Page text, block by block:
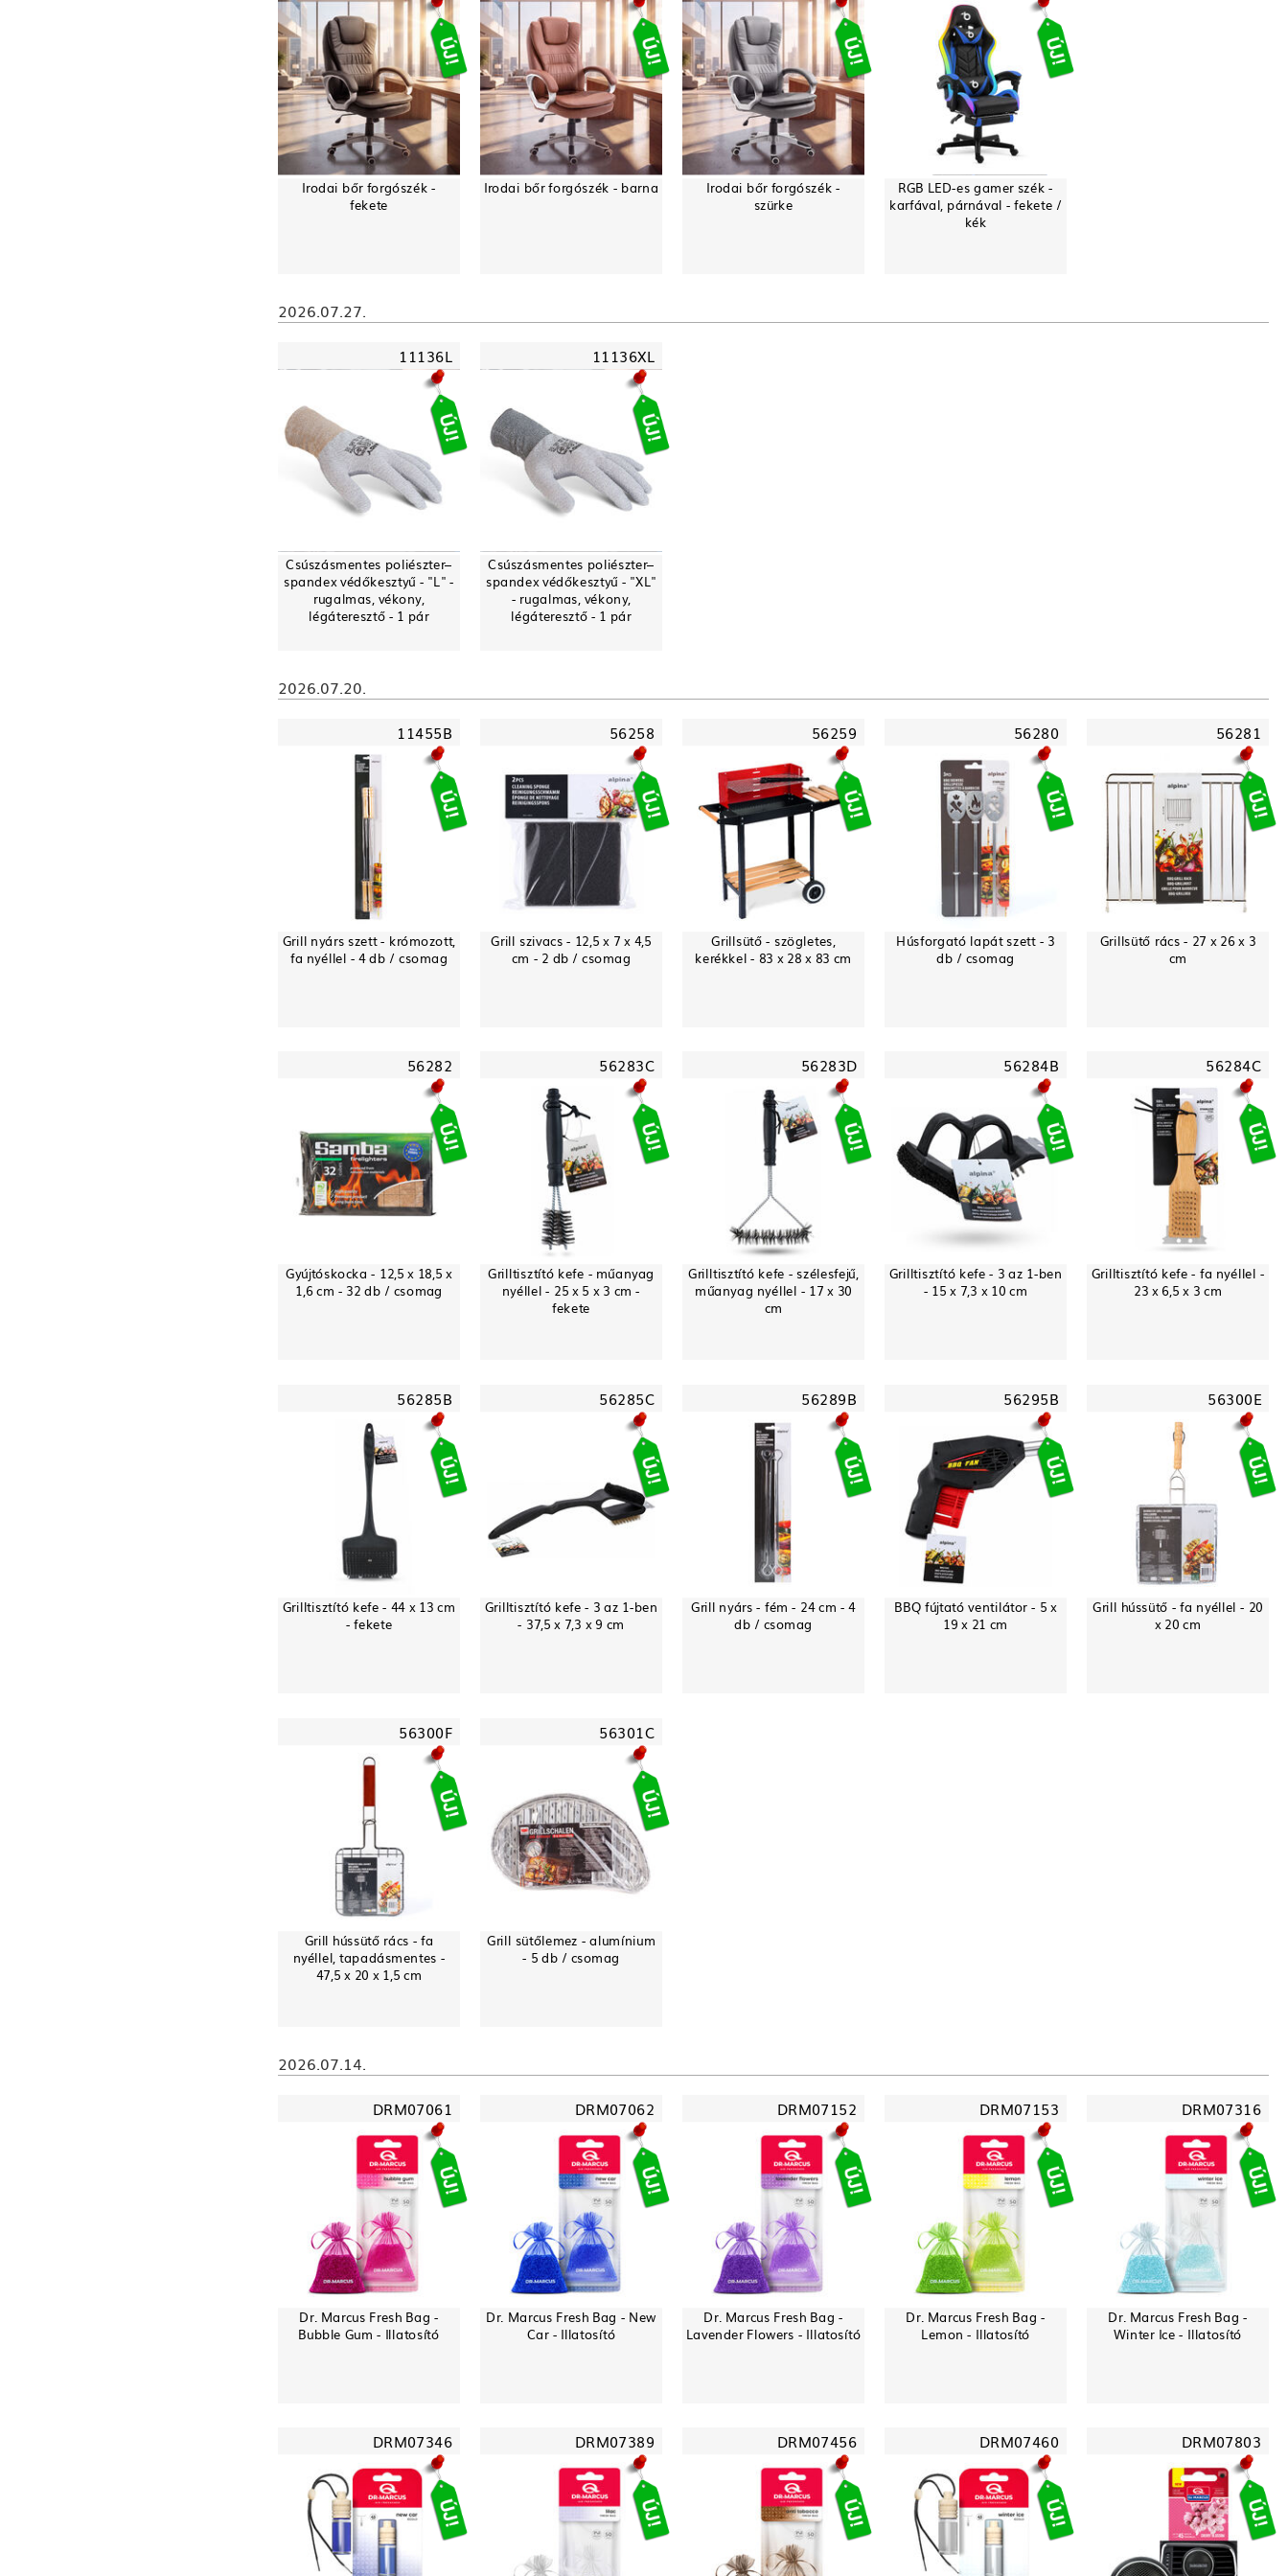
Irodai bőr forgószék -
fekete
Irodai bőr forgószék - barna
Irodai bőr forgószék -
szürke
RGB LED-es gamer szék -
karfával, párnával - fekete /
kék
2026.07.27.
11136L
Csúszásmentes poliészter–
spandex védőkesztyű - "L" -
rugalmas, vékony,
légáteresztő - 1 pár
11136XL
Csúszásmentes poliészter–
spandex védőkesztyű - "XL"
- rugalmas, vékony,
légáteresztő - 1 pár
2026.07.20.
11455B
Grill nyárs szett - krómozott,
fa nyéllel - 4 db / csomag
56258
Grill szivacs - 12,5 x 7 x 4,5
cm - 2 db / csomag
56259
Grillsütő - szögletes,
kerékkel - 83 x 28 x 83 cm
56280
Húsforgató lapát szett - 3
db / csomag
56281
Grillsütő rács - 27 x 26 x 3
cm
56282
Gyújtóskocka - 12,5 x 18,5 x
1,6 cm - 32 db / csomag
56283C
Grilltisztító kefe - műanyag
nyéllel - 25 x 5 x 3 cm -
fekete
56283D
Grilltisztító kefe - szélesfejű,
műanyag nyéllel - 17 x 30
cm
56284B
Grilltisztító kefe - 3 az 1-ben
- 15 x 7,3 x 10 cm
56284C
Grilltisztító kefe - fa nyéllel -
23 x 6,5 x 3 cm
56285B
Grilltisztító kefe - 44 x 13 cm
- fekete
56285C
Grilltisztító kefe - 3 az 1-ben
- 37,5 x 7,3 x 9 cm
56289B
Grill nyárs - fém - 24 cm - 4
db / csomag
56295B
BBQ fújtató ventilátor - 5 x
19 x 21 cm
56300E
Grill hússütő - fa nyéllel - 20
x 20 cm
56300F
Grill hússütő rács - fa
nyéllel, tapadásmentes -
47,5 x 20 x 1,5 cm
56301C
Grill sütőlemez - alumínium
- 5 db / csomag
2026.07.14.
DRM07061
Dr. Marcus Fresh Bag -
Bubble Gum - Illatosító
DRM07062
Dr. Marcus Fresh Bag - New
Car - Illatosító
DRM07152
Dr. Marcus Fresh Bag -
Lavender Flowers - Illatosító
DRM07153
Dr. Marcus Fresh Bag -
Lemon - Illatosító
DRM07316
Dr. Marcus Fresh Bag -
Winter Ice - Illatosító
DRM07346 DRM07389 DRM07456 DRM07460 DRM07803